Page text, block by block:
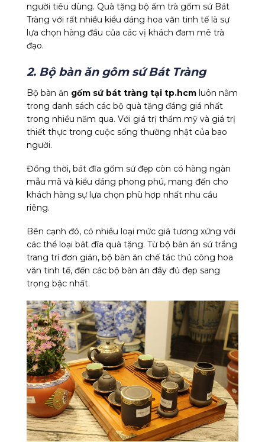
người tiêu dùng. Quà tặng bộ ấm trà gốm sứ Bát
Tràng với rất nhiều kiểu dáng hoa văn tinh tế là sự
lựa chọn hàng đầu của các vị khách đam mê trà
đạo.
2. Bộ bàn ăn gôm sứ Bát Tràng
Bộ bàn ăn gốm sứ bát tràng tại tp.hcm luôn nằm
trong danh sách các bộ quà tặng đáng giá nhất
trong nhiều năm qua. Với giá trị thẩm mỹ và giá trị
thiết thực trong cuộc sống thường nhật của bao
người.
Đồng thời, bát đĩa gốm sứ đẹp còn có hàng ngàn
mẫu mã và kiểu dáng phong phú, mang đến cho
khách hàng sự lựa chọn phù hợp nhất nhu cầu
riêng.
Bên cạnh đó, có nhiều loại mức giá tương xứng với
các thể loại bát đĩa quà tặng. Từ bộ bàn ăn sứ trắng
trang trí đơn giản, bộ bàn ăn chế tác thủ công hoa
văn tinh tế, đến các bộ bàn ăn đầy đủ đẹp sang
trọng bậc nhất.